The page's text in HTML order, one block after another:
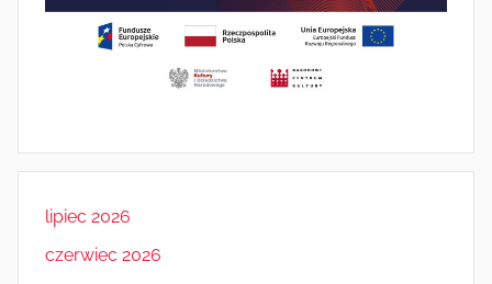
lipiec 2026
czerwiec 2026